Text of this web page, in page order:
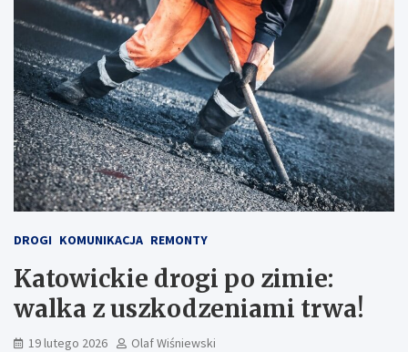
DROGI KOMUNIKACJA REMONTY
Katowickie drogi po zimie:
walka z uszkodzeniami trwa!
19 lutego 2026 Olaf Wiśniewski